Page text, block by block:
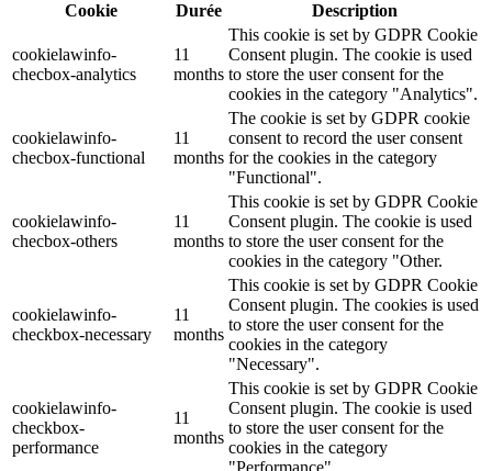
Cookie
Durée Description
cookielawinfo-
checbox-analytics
11
months
This cookie is set by GDPR Cookie
Consent plugin. The cookie is used
to store the user consent for the
cookies in the category "Analytics".
cookielawinfo-
checbox-functional
11
months
The cookie is set by GDPR cookie
consent to record the user consent
for the cookies in the category
"Functional".
cookielawinfo-
checbox-others
11
months
This cookie is set by GDPR Cookie
Consent plugin. The cookie is used
to store the user consent for the
cookies in the category "Other.
cookielawinfo-
checkbox-necessary
11
months
This cookie is set by GDPR Cookie
Consent plugin. The cookies is used
to store the user consent for the
cookies in the category
"Necessary".
cookielawinfo-
checkbox-
performance
11
months
This cookie is set by GDPR Cookie
Consent plugin. The cookie is used
to store the user consent for the
cookies in the category